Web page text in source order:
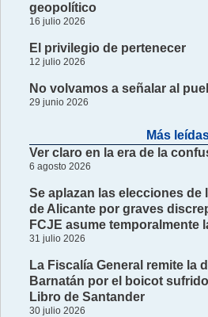
geopolítico
16 julio 2026
El privilegio de pertenecer
12 julio 2026
No volvamos a señalar al
29 junio 2026
Más
Ver claro en la era de la
6 agosto 2026
Se aplazan las elecciones de
de Alicante por graves
FCJE asume temporalmente
31 julio 2026
La Fiscalía General remite la
Barnatán por el boicot
Libro de Santander
30 julio 2026